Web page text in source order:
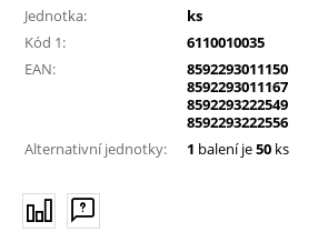
Jednotka:
ks
Kód 1:
6110010035
EAN:
8592293011150
8592293011167
8592293222549
8592293222556
Alternativní jednotky:
1 balení je50 ks